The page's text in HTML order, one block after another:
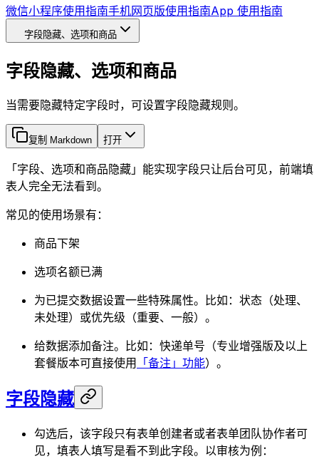
微信小程序使用指南手机网页版使用指南App 使用指南
字段隐藏、选项和商品
字段隐藏、选项和商品
当需要隐藏特定字段时，可设置字段隐藏规则。
复制 Markdown 打开
「字段、选项和商品隐藏」能实现字段只让后台可见，前端填
表人完全无法看到。
常见的使用场景有：
商品下架
选项名额已满
为已提交数据设置一些特殊属性。比如：状态（处理、
未处理）或优先级（重要、一般）。
给数据添加备注。比如：快递单号（专业增强版及以上
套餐版本可直接使用
「备注」功能）。
字段隐藏
勾选后，该字段只有表单创建者或者表单团队协作者可
见，填表人填写是看不到此字段。以审核为例：